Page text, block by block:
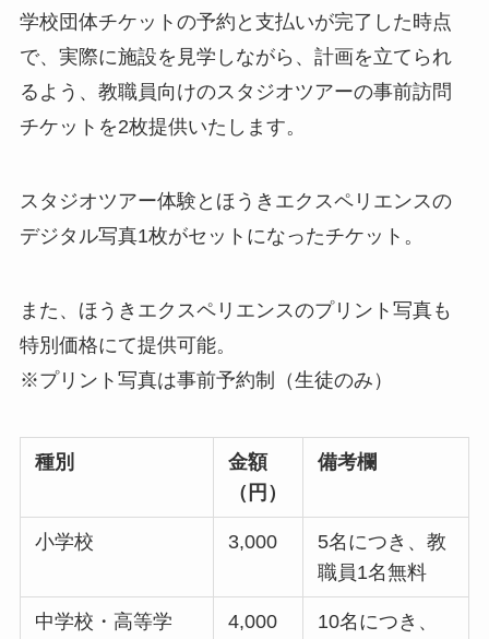
学校団体チケットの予約と支払いが完了した時点
で、実際に施設を見学しながら、計画を立てられ
るよう、教職員向けのスタジオツアーの事前訪問
チケットを2枚提供いたします。
スタジオツアー体験とほうきエクスペリエンスの
デジタル写真1枚がセットになったチケット。
また、ほうきエクスペリエンスのプリント写真も
特別価格にて提供可能。
※プリント写真は事前予約制（生徒のみ）
種別
金額
（円）
備考欄
小学校 3,000
5名につき、教
職員1名無料
中学校・高等学
4,000
10名につき、